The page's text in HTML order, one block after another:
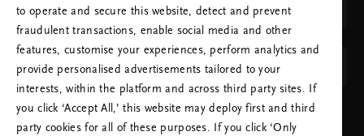
Nederland (Netherlands)
TAAL
Nederlands
INSTELLING TOEPASSEN
to operate and secure this website, detect and prevent
fraudulent transactions, enable social media and other
features, customise your experiences, perform analytics and
provide personalised advertisements tailored to your
interests, within the platform and across third party sites. If
you click ‘Accept All,’ this website may deploy first and third
party cookies for all of these purposes. If you click ‘Only